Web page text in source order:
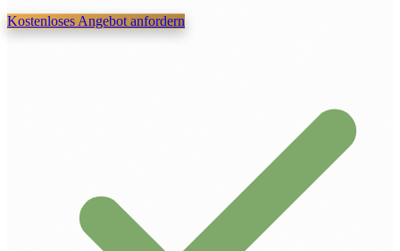
Kostenloses Angebot anfordern